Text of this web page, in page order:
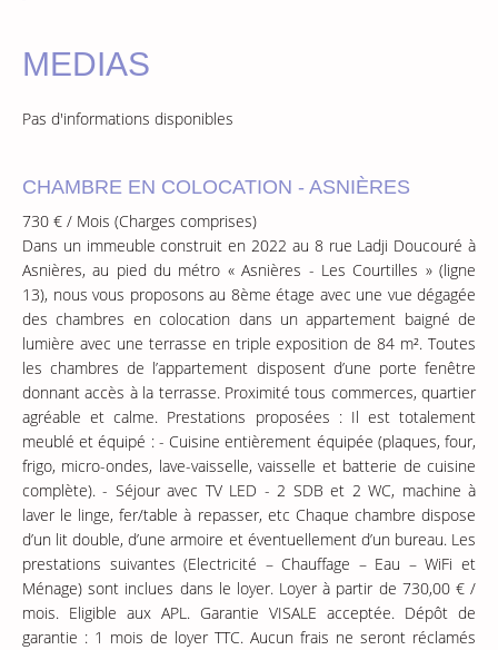
MEDIAS
Pas d'informations disponibles
CHAMBRE EN COLOCATION - ASNIÈRES
730 € / Mois (Charges comprises)
Dans un immeuble construit en 2022 au 8 rue Ladji Doucouré à
Asnières, au pied du métro « Asnières - Les Courtilles » (ligne
13), nous vous proposons au 8ème étage avec une vue dégagée
des chambres en colocation dans un appartement baigné de
lumière avec une terrasse en triple exposition de 84 m². Toutes
les chambres de l’appartement disposent d’une porte fenêtre
donnant accès à la terrasse. Proximité tous commerces, quartier
agréable et calme. Prestations proposées : Il est totalement
meublé et équipé : - Cuisine entièrement équipée (plaques, four,
frigo, micro-ondes, lave-vaisselle, vaisselle et batterie de cuisine
complète). - Séjour avec TV LED - 2 SDB et 2 WC, machine à
laver le linge, fer/table à repasser, etc Chaque chambre dispose
d’un lit double, d’une armoire et éventuellement d’un bureau. Les
prestations suivantes (Electricité – Chauffage – Eau – WiFi et
Ménage) sont inclues dans le loyer. Loyer à partir de 730,00 € /
mois. Eligible aux APL. Garantie VISALE acceptée. Dépôt de
garantie : 1 mois de loyer TTC. Aucun frais ne seront réclamés